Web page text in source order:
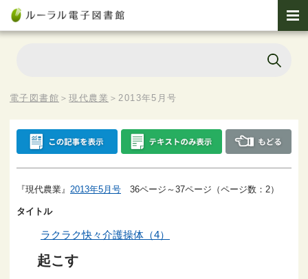
電子図書館 ＞現代農業 ＞2013年5月号
『現代農業』 2013年5月号 36ページ～37ページ（ページ数：2）
タイトル
ラクラク快々介護操体（4）
起こす